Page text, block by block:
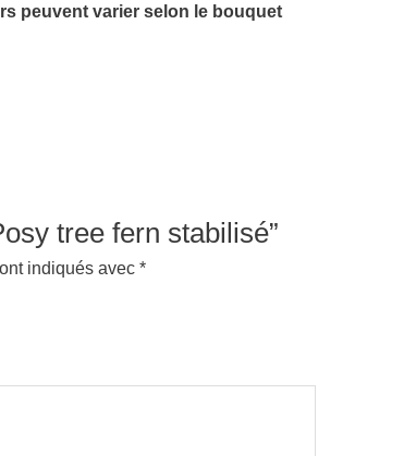
peuvent varier selon le bouquet
tree fern stabilisé”
indiqués avec*